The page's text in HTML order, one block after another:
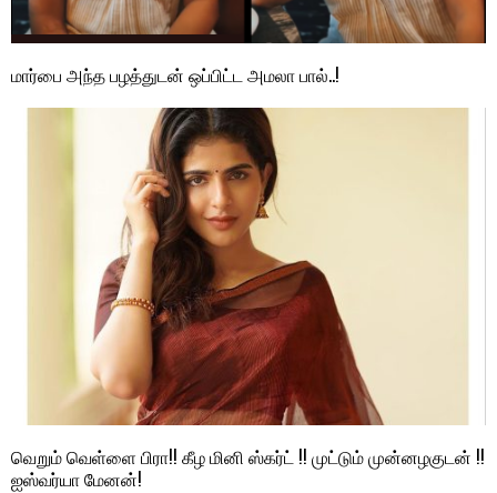
மார்பை அந்த பழத்துடன் ஒப்பிட்ட அமலா பால்..!
வெறும் வெள்ளை பிரா!! கீழ மினி ஸ்கர்ட் !! முட்டும் முன்னழகுடன் !!
ஐஸ்வர்யா மேனன்!